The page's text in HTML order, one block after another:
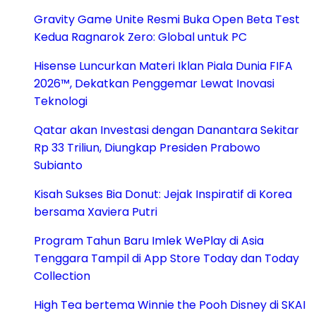
Gravity Game Unite Resmi Buka Open Beta Test
Kedua Ragnarok Zero: Global untuk PC
Hisense Luncurkan Materi Iklan Piala Dunia FIFA
2026™, Dekatkan Penggemar Lewat Inovasi
Teknologi
Qatar akan Investasi dengan Danantara Sekitar
Rp 33 Triliun, Diungkap Presiden Prabowo
Subianto
Kisah Sukses Bia Donut: Jejak Inspiratif di Korea
bersama Xaviera Putri
Program Tahun Baru Imlek WePlay di Asia
Tenggara Tampil di App Store Today dan Today
Collection
High Tea bertema Winnie the Pooh Disney di SKAI